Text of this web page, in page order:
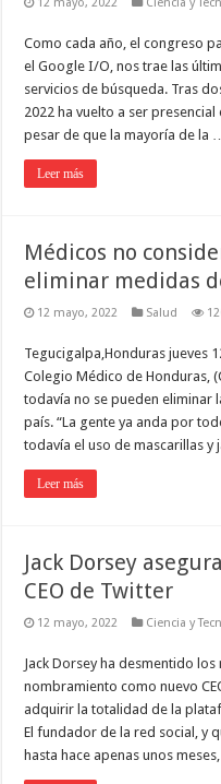
Como cada año, el congreso
el Google I/O, nos trae las
servicios de búsqueda. Tras
2022 ha vuelto a ser
pesar de que la mayoría de la …
Leer más
Médicos no
eliminar medidas
12 mayo, 2022 Salud
Tegucigalpa,Honduras jueves
Colegio Médico de Honduras,
todavía no se pueden eliminar
país. “La gente ya anda por
todavía el uso de mascarillas y
Leer más
Jack Dorsey
CEO de Twitter
12 mayo, 2022 Ciencia y
Jack Dorsey ha desmentido
nombramiento como nuevo
adquirir la totalidad de la
El fundador de la red social, y
hasta hace apenas unos meses,